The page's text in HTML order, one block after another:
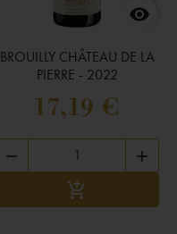

BROUILLY CHÂTEAU DE LA
PIERRE - 2022
17,19 €
 
